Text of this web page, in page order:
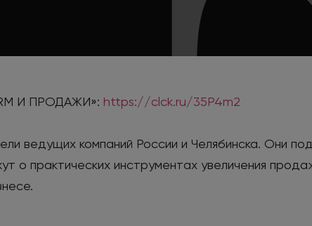
И ПРОДАЖИ»: https://clck.ru/35P4m2
ведущих компаний России и Челябинска. Они
о практических инструментах увеличения